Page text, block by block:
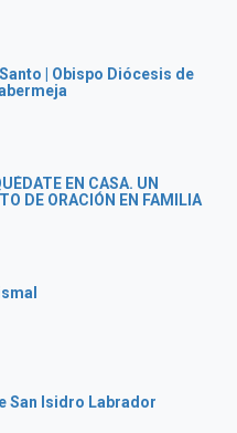
| Obispo Diócesis de
EN CASA. UN
DE ORACIÓN EN FAMILIA
San Isidro Labrador